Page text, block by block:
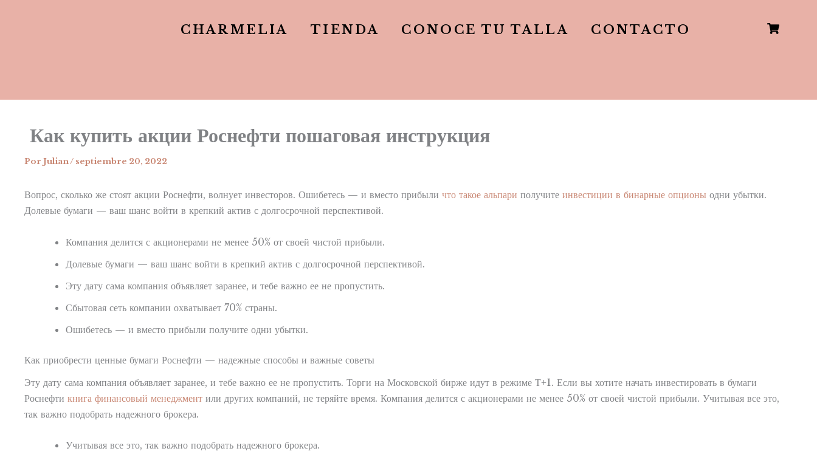
CHARMELIA TIENDA CONOCE TU TALLA CONTACTO
️ Как купить акции Роснефти пошаговая инструкция
Por Julian/ septiembre 20, 2022
Вопрос, сколько же стоят акции Роснефти, волнует инвесторов. Ошибетесь — и вместо прибыли что такое альпари получите инвестиции в бинарные опционы одни убытки.
Долевые бумаги — ваш шанс войти в крепкий актив с долгосрочной перспективой.
Компания делится с акционерами не менее 50% от своей чистой прибыли.
Долевые бумаги — ваш шанс войти в крепкий актив с долгосрочной перспективой.
Эту дату сама компания объявляет заранее, и тебе важно ее не пропустить.
Сбытовая сеть компании охватывает 70% страны.
Ошибетесь — и вместо прибыли получите одни убытки.
Как приобрести ценные бумаги Роснефти — надежные способы и важные советы
Эту дату сама компания объявляет заранее, и тебе важно ее не пропустить. Торги на Московской бирже идут в режиме Т+1. Если вы хотите начать инвестировать в бумаги
Роснефти книга финансовый менеджмент или других компаний, не теряйте время. Компания делится с акционерами не менее 50% от своей чистой прибыли. Учитывая все это,
так важно подобрать надежного брокера.
Учитывая все это, так важно подобрать надежного брокера.